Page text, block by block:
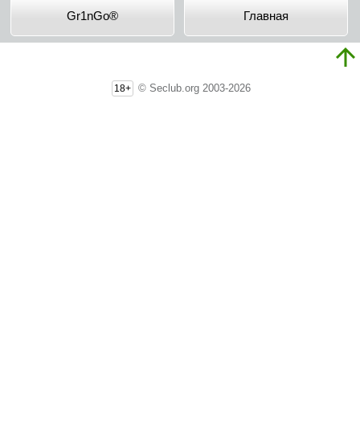
Gr1nGo® Главная
18+ © Seclub.org 2003-2026